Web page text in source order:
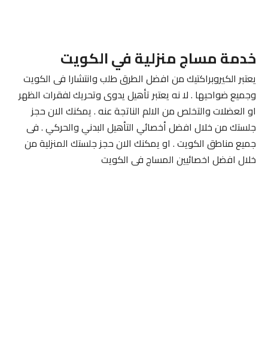
خدمة مساج منزلية في الكويت
يعتبر الكيروبراكتيك من افضل الطرق طلب وانتشارا فى الكويت
وجميع ضواحيها . لا نه يعتبر تأهيل يدوى وتحريك لفقرات الظهر
او العضلات والتخلص من الالم الناتجة عنه . يمكنك الان حجز
جلستك من خلال افضل أخصائي التأهيل البدني والحركي . فى
جميع مناطق الكويت . او يمكنك الان حجز جلستك المنزلية من
خلال افضل اخصائيين المساج فى الكويت